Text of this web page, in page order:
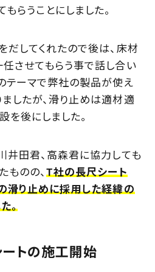
らうことにしました。
してくれたので後は、床材
させてもらう事で話し合い
テーマで弊社の製品が使え
したが、滑り止めは適材適
を後にしました。
井田君、高森君に協力しても
ものの、T社の長尺シート
滑り止めに採用した経緯の
。
トの施工開始